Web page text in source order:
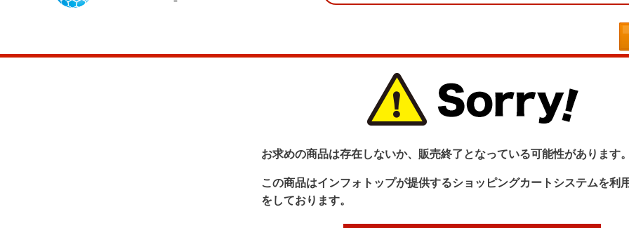
お求めの商品は存在しないか、販売終了となっている可能性があります。
この商品はインフォトップが提供するショッピングカートシステムを利
をしております。